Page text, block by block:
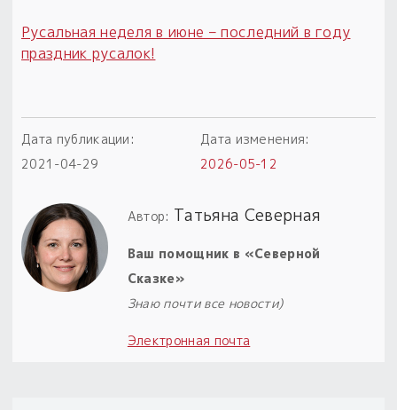
Пыльный сундучок
большое обновление
Новинки
Товары недели
Безоплатная доставка
на заказ от 4 тыс. руб. со скидкой
Оберег в подарок
к заказу от 3 тыс. руб.
Русальная неделя в июне – последний в году
праздник русалок!
Дата публикации:
2021-04-29
Дата изменения:
2026-05-12
Автор: Татьяна Северная
Ваш помощник в «Северной
Сказке»
Знаю почти все новости)
Электронная почта